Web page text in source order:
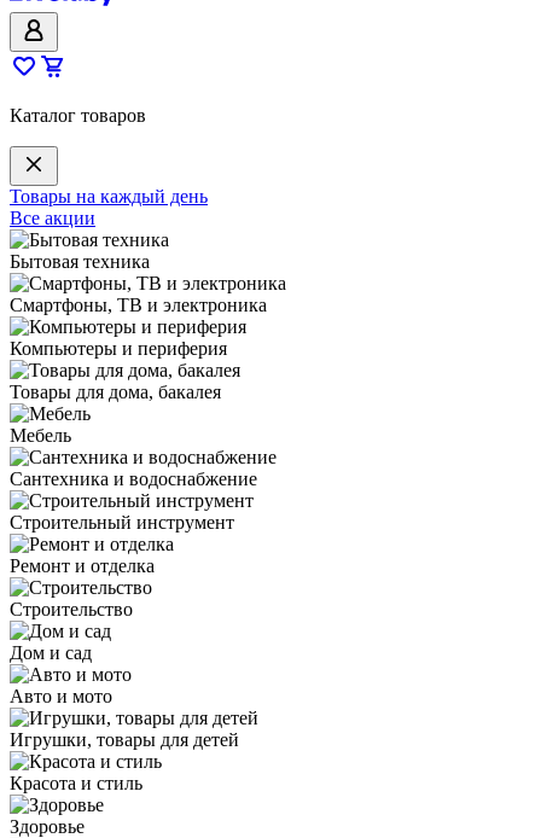
Каталог товаров
Товары на каждый день
Все акции
Бытовая техника
Смартфоны, ТВ и электроника
Компьютеры и периферия
Товары для дома, бакалея
Мебель
Сантехника и водоснабжение
Строительный инструмент
Ремонт и отделка
Строительство
Дом и сад
Авто и мото
Игрушки, товары для детей
Красота и стиль
Здоровье